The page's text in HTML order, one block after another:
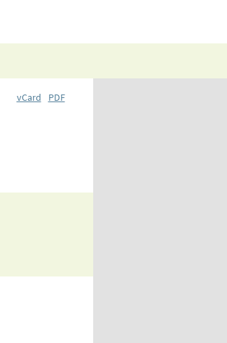
vCard PDF